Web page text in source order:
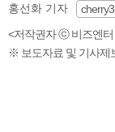
홍선화 기자
<저작권자 ⓒ 비즈엔터
※ 보도자료 및 기사제